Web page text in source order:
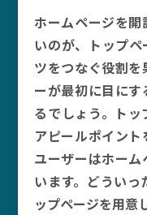
ホームページを
いのが、トップ
ツをつなぐ役割
ーが最初に目に
るでしょう。ト
アピールポイント
ユーザーはホー
います。どうい
ップページを用意